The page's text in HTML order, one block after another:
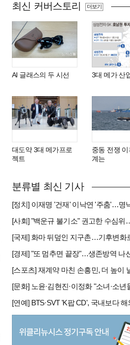
최신 커버스토리
AI 글래스의 두 시선 3대 메가 산
대도약 3대 메가프로
젝트
중동 전쟁 이
계는
더보기
분류별 최신 기사
[경제] "또 멈추면 끝장"…생존방역 나